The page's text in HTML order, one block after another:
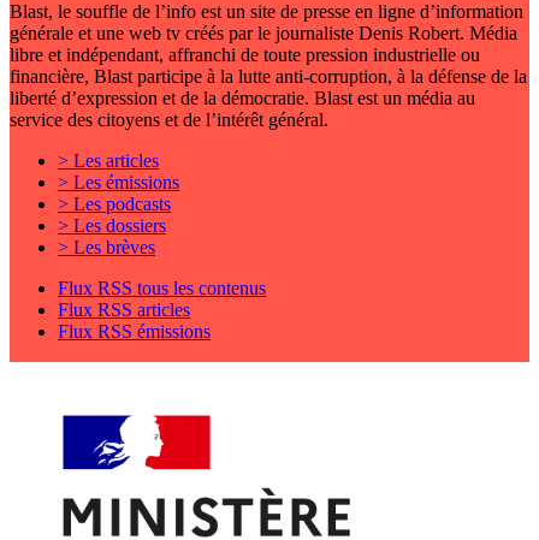
Blast, le souffle de l’info est un site de presse en ligne d’information
générale et une web tv créés par le journaliste Denis Robert. Média
libre et indépendant, affranchi de toute pression industrielle ou
financière, Blast participe à la lutte anti-corruption, à la défense de la
liberté d’expression et de la démocratie. Blast est un média au
service des citoyens et de l’intérêt général.
> Les articles
> Les émissions
> Les podcasts
> Les dossiers
> Les brèves
Flux RSS tous les contenus
Flux RSS articles
Flux RSS émissions